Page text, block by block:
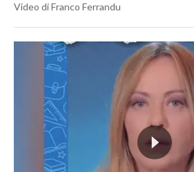
Video di Franco Ferrandu